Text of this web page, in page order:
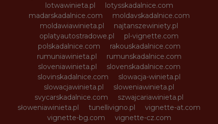
lotwawinieta.pl
lotysskadalnice.com
madarskadalnice.com
moldavskadalnice.com
moldawiawinieta.pl
najtanszewiniety.pl
oplatyautostradowe.pl
pl-vignette.com
polskadalnice.com
rakouskadalnice.com
rumuniawinieta.pl
rumunskadalnice.com
sloveniawinieta.pl
slovenskadalnice.com
slovinskadalnice.com
slowacja-winieta.pl
slowacjawinieta.pl
sloweniawinieta.pl
svycarskadalnice.com
szwajcariawinieta.pl
słoweniawinieta.pl
tunellivigno.pl
vignette-at.com
vignette-bg.com
vignette-cz.com